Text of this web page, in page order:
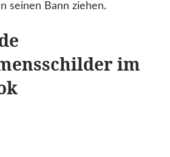
seinen Bann ziehen.
im